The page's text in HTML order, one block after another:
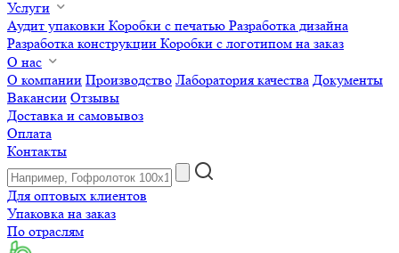
Услуги
Аудит упаковки Коробки с печатью Разработка дизайна
Разработка конструкции Коробки с логотипом на заказ
О нас
О компании Производство Лаборатория качества Документы
Вакансии Отзывы
Доставка и самовывоз
Оплата
Контакты
Для оптовых клиентов
Упаковка на заказ
По отраслям